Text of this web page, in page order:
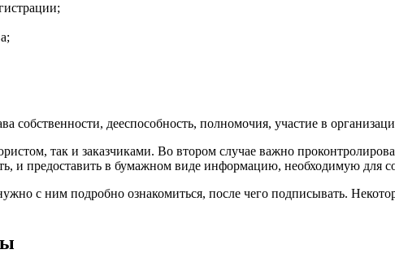
собственности, дееспособность, полномочия, участие в
так и заказчиками. Во втором случае важно
и предоставить в бумажном виде информацию, необходимую для
с ним подробно ознакомиться, после чего подписывать.